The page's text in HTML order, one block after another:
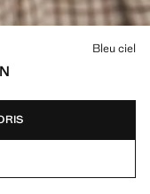
Bleu ciel